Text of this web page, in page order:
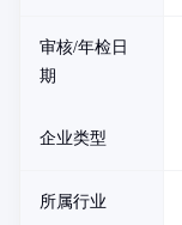
审核/年检日
期
企业类型
所属行业